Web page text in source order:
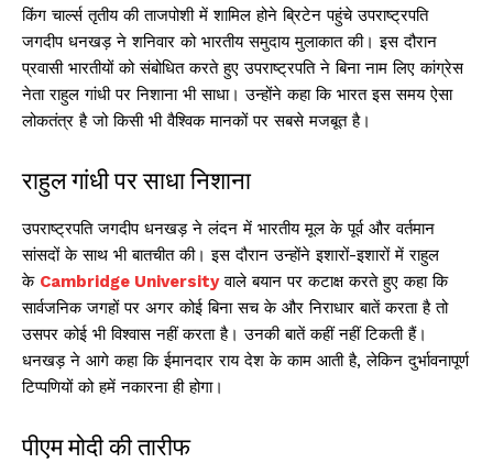
किंग चा‌र्ल्स तृतीय की ताजपोशी में शामिल होने ब्रिटेन पहुंचे उपराष्ट्रपति
जगदीप धनखड़ ने शनिवार को भारतीय समुदाय मुलाकात की। इस दौरान
प्रवासी भारतीयों को संबोधित करते हुए उपराष्ट्रपति ने बिना नाम लिए कांग्रेस
नेता राहुल गांधी पर निशाना भी साधा। उन्होंने कहा कि भारत इस समय ऐसा
लोकतंत्र है जो किसी भी वैश्विक मानकों पर सबसे मजबूत है।
राहुल गांधी पर साधा निशाना
उपराष्ट्रपति जगदीप धनखड़ ने लंदन में भारतीय मूल के पूर्व और वर्तमान
सांसदों के साथ भी बातचीत की। इस दौरान उन्होंने इशारों-इशारों में राहुल
के Cambridge Universityवाले बयान पर कटाक्ष करते हुए कहा कि
सार्वजनिक जगहों पर अगर कोई बिना सच के और निराधार बातें करता है तो
उसपर कोई भी विश्वास नहीं करता है। उनकी बातें कहीं नहीं टिकती हैं।
धनखड़ ने आगे कहा कि ईमानदार राय देश के काम आती है, लेकिन दुर्भावनापूर्ण
टिप्पणियों को हमें नकारना ही होगा।
पीएम मोदी की तारीफ